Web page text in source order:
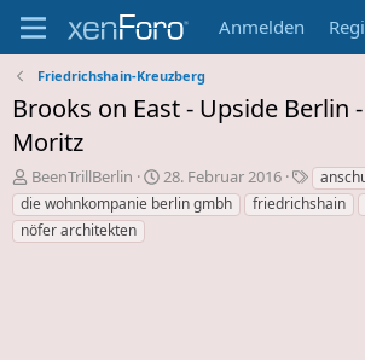
Anmelden
Friedrichshain-Kreuzberg
Brooks on East - Upside Berlin
Moritz
E
r
s
t
BeenTrillBerlin
E
r
s
28. Februar 2016
S
c
h
die wohnkompanie berlin gmbh
friedrichshain
nöfer architekten